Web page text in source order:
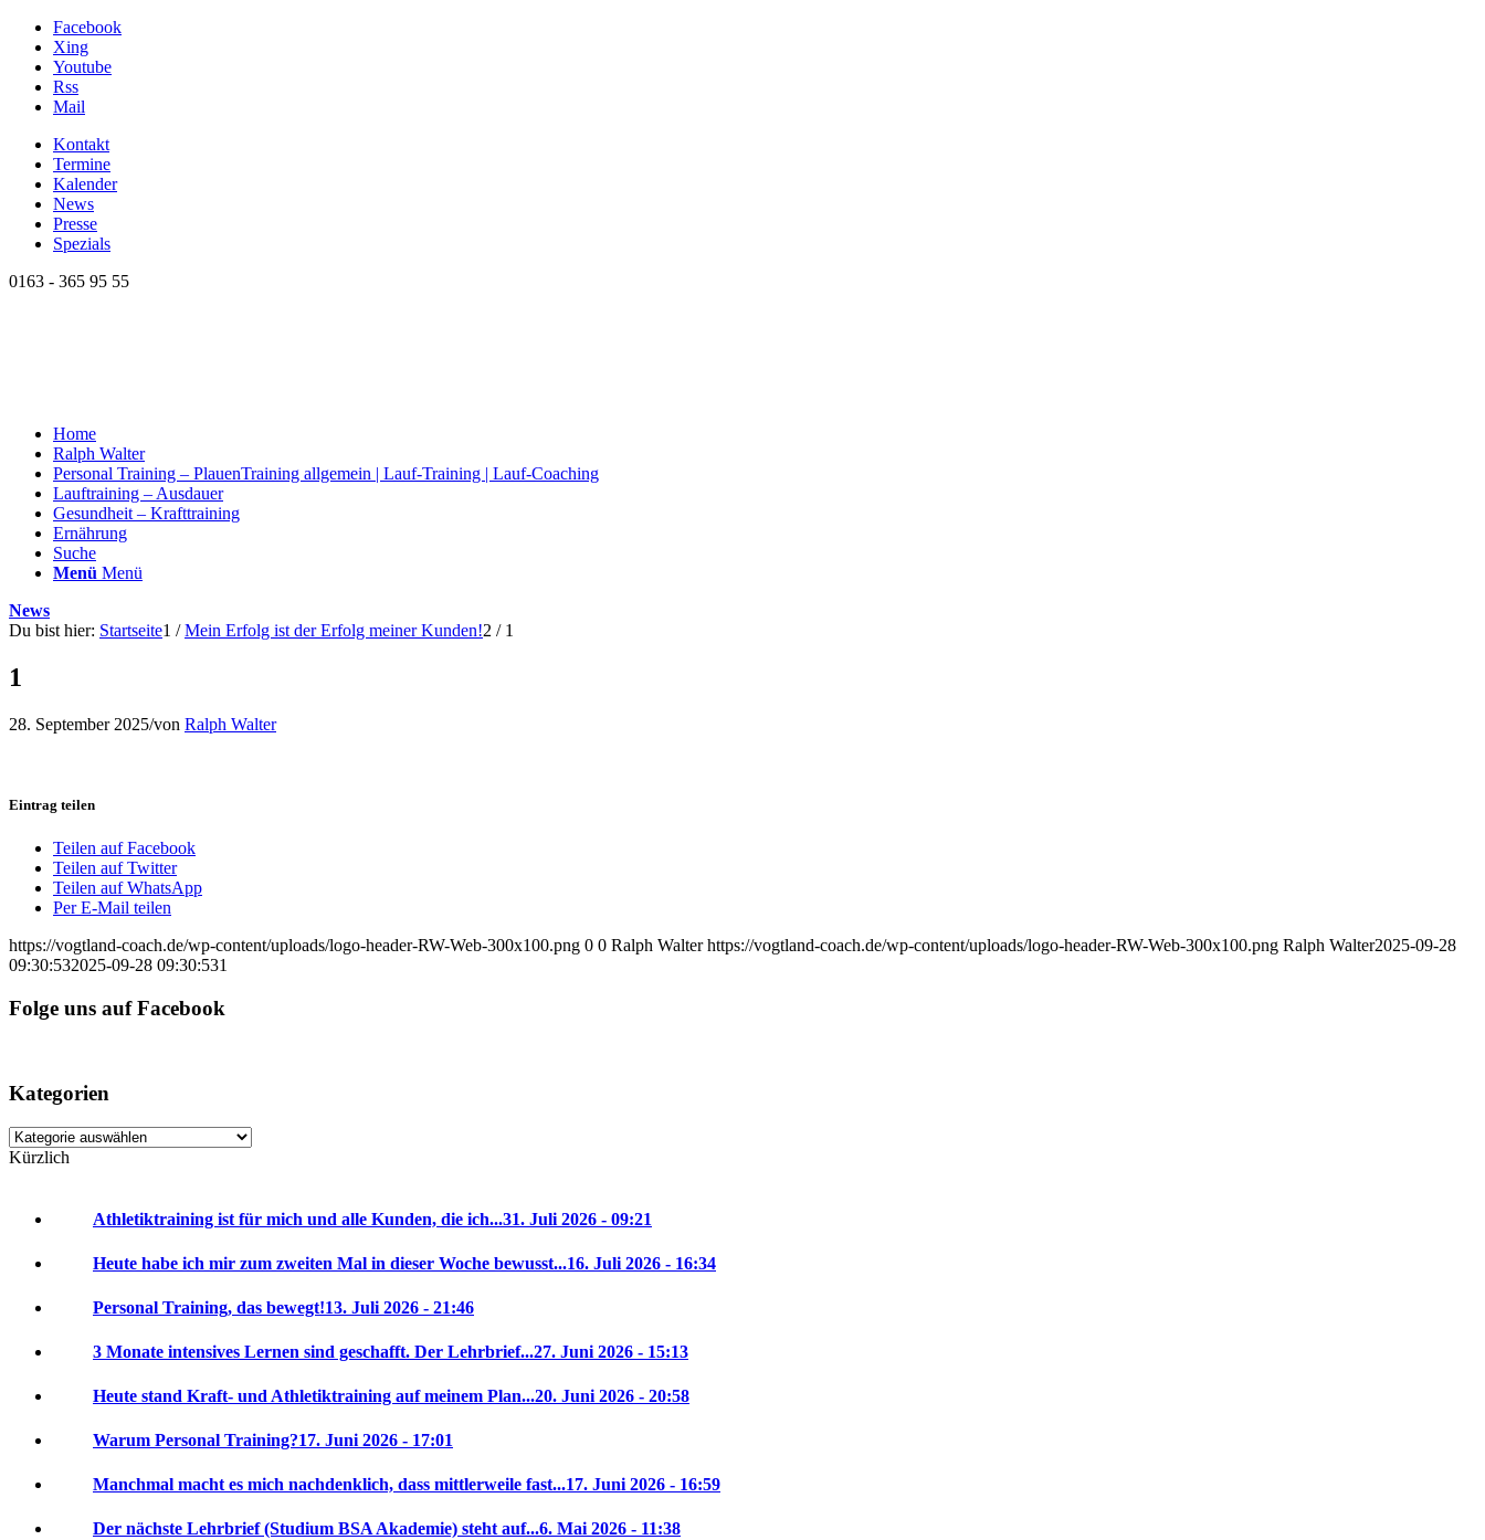
Facebook
Xing
Youtube
Rss
Mail
Kontakt
Termine
Kalender
News
Presse
Spezials
0163 - 365 95 55
Home
Ralph Walter
Personal Training – PlauenTraining allgemein | Lauf-Training | Lauf-Coaching
Lauftraining – Ausdauer
Gesundheit – Krafttraining
Ernährung
Suche
Menü Menü
News
Du bist hier: Startseite1 / Mein Erfolg ist der Erfolg meiner Kunden!2 / 1
1
28. September 2025/von Ralph Walter
Eintrag teilen
Teilen auf Facebook
Teilen auf Twitter
Teilen auf WhatsApp
Per E-Mail teilen
https://vogtland-coach.de/wp-content/uploads/logo-header-RW-Web-300x100.png 0 0 Ralph Walter https://vogtland-coach.de/wp-content/uploads/logo-header-RW-Web-300x100.png Ralph Walter2025-09-28
09:30:532025-09-28 09:30:531
Folge uns auf Facebook
Kategorien
Kategorien
Kürzlich
Athletiktraining ist für mich und alle Kunden, die ich...31. Juli 2026 - 09:21
Heute habe ich mir zum zweiten Mal in dieser Woche bewusst...16. Juli 2026 - 16:34
Personal Training, das bewegt!13. Juli 2026 - 21:46
3 Monate intensives Lernen sind geschafft. Der Lehrbrief...27. Juni 2026 - 15:13
Heute stand Kraft- und Athletiktraining auf meinem Plan...20. Juni 2026 - 20:58
Warum Personal Training?17. Juni 2026 - 17:01
Manchmal macht es mich nachdenklich, dass mittlerweile fast...17. Juni 2026 - 16:59
Der nächste Lehrbrief (Studium BSA Akademie) steht auf...6. Mai 2026 - 11:38